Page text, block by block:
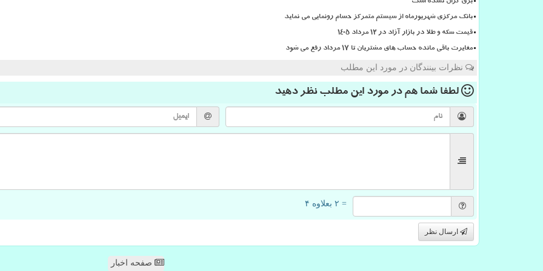
برق گران نشده است
بانک مرکزی شهریورماه از سیستم متمرکز حسام رونمایی می نماید
قیمت سکه و طلا در بازار آزاد در ۱۲ مرداد ۱۴۰۵
مغایرت باقی مانده حساب های مشتریان تا 17 مرداد رفع می شود
نظرات بینندگان در مورد این مطلب
لطفا شما همدر مورد این مطلب نظر دهید
= ۲ بعلاوه ۴
ارسال نظر
صفحه اخبار